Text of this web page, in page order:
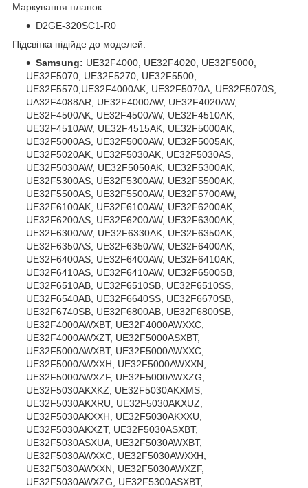
Маркування планок:
D2GE-320SC1-R0
Підсвітка підійде до моделей:
Samsung: UE32F4000, UE32F4020, UE32F5000,
UE32F5070, UE32F5270, UE32F5500,
UE32F5570,UE32F4000AK, UE32F5070A, UE32F5070S,
UA32F4088AR, UE32F4000AW, UE32F4020AW,
UE32F4500AK, UE32F4500AW, UE32F4510AK,
UE32F4510AW, UE32F4515AK, UE32F5000AK,
UE32F5000AS, UE32F5000AW, UE32F5005AK,
UE32F5020AK, UE32F5030AK, UE32F5030AS,
UE32F5030AW, UE32F5050AK, UE32F5300AK,
UE32F5300AS, UE32F5300AW, UE32F5500AK,
UE32F5500AS, UE32F5500AW, UE32F5700AW,
UE32F6100AK, UE32F6100AW, UE32F6200AK,
UE32F6200AS, UE32F6200AW, UE32F6300AK,
UE32F6300AW, UE32F6330AK, UE32F6350AK,
UE32F6350AS, UE32F6350AW, UE32F6400AK,
UE32F6400AS, UE32F6400AW, UE32F6410AK,
UE32F6410AS, UE32F6410AW, UE32F6500SB,
UE32F6510AB, UE32F6510SB, UE32F6510SS,
UE32F6540AB, UE32F6640SS, UE32F6670SB,
UE32F6740SB, UE32F6800AB, UE32F6800SB,
UE32F4000AWXBT, UE32F4000AWXXC,
UE32F4000AWXZT, UE32F5000ASXBT,
UE32F5000AWXBT, UE32F5000AWXXC,
UE32F5000AWXXH, UE32F5000AWXXN,
UE32F5000AWXZF, UE32F5000AWXZG,
UE32F5030AKXKZ, UE32F5030AKXMS,
UE32F5030AKXRU, UE32F5030AKXUZ,
UE32F5030AKXXH, UE32F5030AKXXU,
UE32F5030AKXZT, UE32F5030ASXBT,
UE32F5030ASXUA, UE32F5030AWXBT,
UE32F5030AWXXC, UE32F5030AWXXH,
UE32F5030AWXXN, UE32F5030AWXZF,
UE32F5030AWXZG, UE32F5300ASXBT,